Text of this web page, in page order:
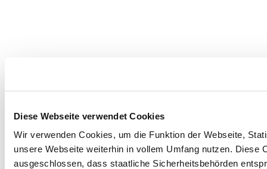
Diese Webseite verwendet Cookies
Wir verwenden Cookies, um die Funktion der Webseite,
unsere Webseite weiterhin in vollem Umfang nutzen.
ausgeschlossen, dass staatliche Sicherheitsbehörden